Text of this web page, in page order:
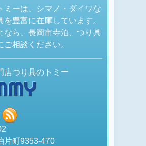
ミーは、シマノ・ダイワな
を豊富に在庫しています。
なら、長岡市寺泊、つり具
ご相談ください。
店つり具のトミー
facebook
片町9353-470